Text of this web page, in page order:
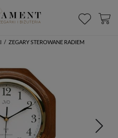
/ ZEGARY STEROWANE RADIEM